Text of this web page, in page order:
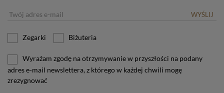
WYŚLIJ
Zegarki Biżuteria
Wyrażam zgodę na otrzymywanie w przyszłości na podany
adres e-mail newslettera, z którego w każdej chwili mogę
zrezygnować